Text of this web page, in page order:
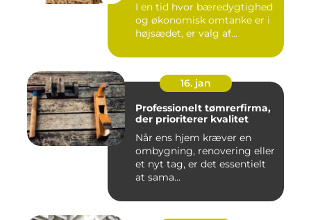
I en tid hvor bæredygtighed
og økonomisk omtanke er i
højsædet, er valg af...
16. jan
Professionelt tømrerfirma,
der prioriterer kvalitet
Når ens hjem kræver en
ombygning, renovering eller
et nyt tag, er det essentielt
at sama...